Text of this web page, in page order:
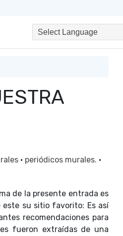
· periódicos murales. ·
de la presente entrada es
su sitio favorito: Es así
recomendaciones para
fueron extraídas de una